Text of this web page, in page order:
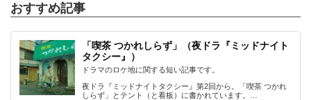
おすすめ記事
「喫茶 つかれしらず」（夜ドラ『ミッドナイト
タクシー』）
ドラマのロケ地に関する短い記事です。
夜ドラ『ミッドナイトタクシー』第2回から。「喫茶 つかれ
しらず」とテント（と看板）に書かれています。…